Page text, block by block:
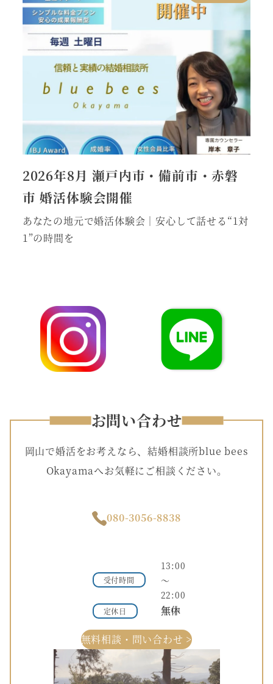
2026年8月 瀬戸内市・備前市・赤磐
市 婚活体験会開催
あなたの地元で婚活体験会｜安心して話せる“1対
1”の時間を
お問い合わせ
岡山で婚活をお考えなら、結婚相談所blue bees
Okayamaへお気軽にご相談ください。
080-3056-8838
受付時間
13:00
～
22:00
定休日 年中無休
無料相談・問い合わせ >